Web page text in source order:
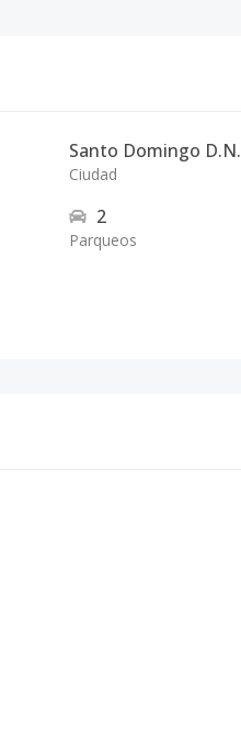
Santo Domingo D.N.
Ciudad
2
Parqueos